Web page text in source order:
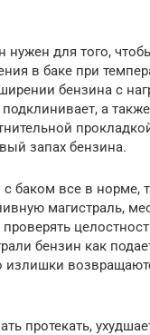
нужен для того,
в баке при
бензина с
а
запах бензина.
баком все в норме,
магистраль,
бензин как
излишки
протекать,